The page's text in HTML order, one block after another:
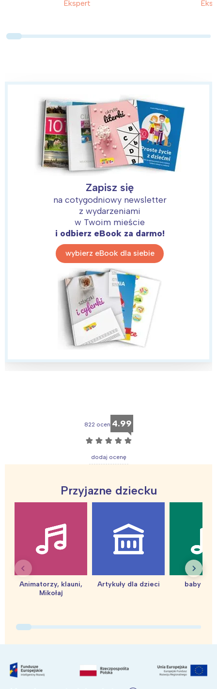
Ekspert
Zapisz się
na cotygodniowy newsletter
z wydarzeniami
w Twoim mieście
i odbierz eBook za darmo!
wybierz eBook dla siebie
822 ocen 4.99
☆ ☆ ☆ ☆ ☆
dodaj ocenę
Przyjazne dziecku
Animatorzy, klauni,
Mikołaj
Artykuły dla dzieci baby